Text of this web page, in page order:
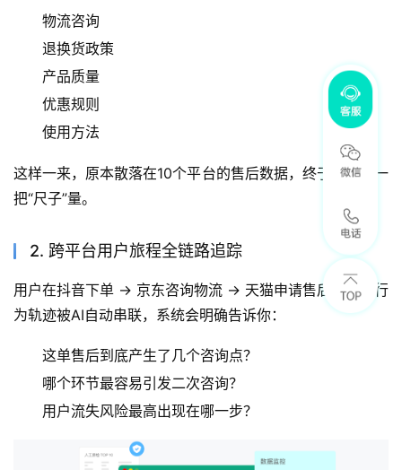
物流咨询
退换货政策
产品质量
优惠规则
使用方法
这样一来，原本散落在10个平台的售后数据，终于能用同一
把“尺子”量。
2. 跨平台用户旅程全链路追踪
用户在抖音下单 → 京东咨询物流 → 天猫申请售后，整个行
为轨迹被AI自动串联，系统会明确告诉你：
这单售后到底产生了几个咨询点？
哪个环节最容易引发二次咨询？
用户流失风险最高出现在哪一步？